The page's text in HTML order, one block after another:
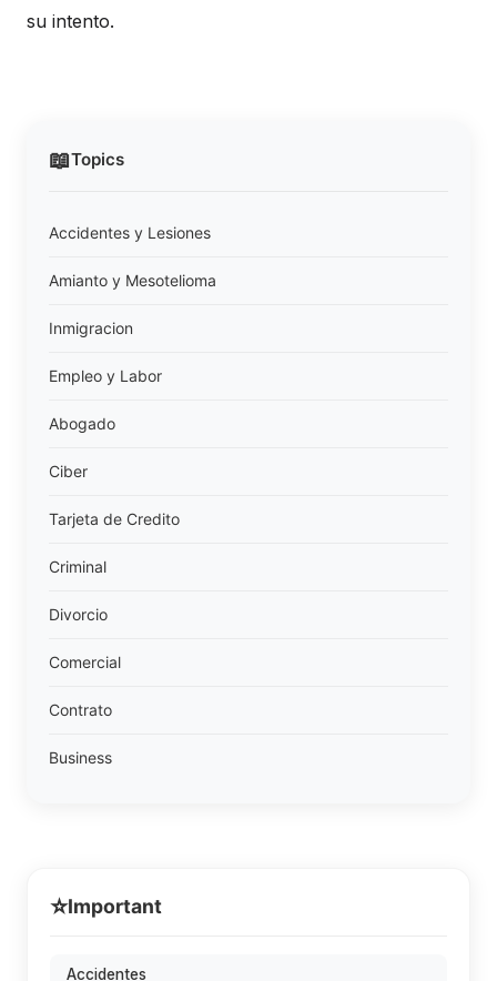
📖Topics
Accidentes y Lesiones
Amianto y Mesotelioma
Inmigracion
Empleo y Labor
Abogado
Ciber
Tarjeta de Credito
Criminal
Divorcio
Comercial
Contrato
Business
su intento.
⭐Important
Accidentes